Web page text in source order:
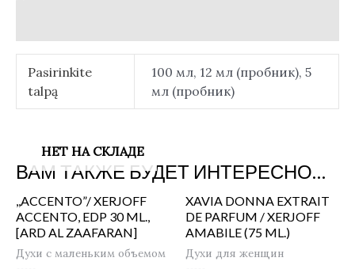
Pasirinkite
talpą
100 мл, 12 мл (пробник), 5
мл (пробник)
ВАМ ТАКЖЕ БУДЕТ ИНТЕРЕСНО…
НЕТ НА СКЛАДЕ
,,ACCENTO”/ XERJOFF
ACCENTO, EDP 30 ML.,
[ARD AL ZAAFARAN]
Духи с маленьким объемом
XAVIA DONNA EXTRAIT
DE PARFUM / XERJOFF
AMABILE (75 ML.)
Духи для женщин